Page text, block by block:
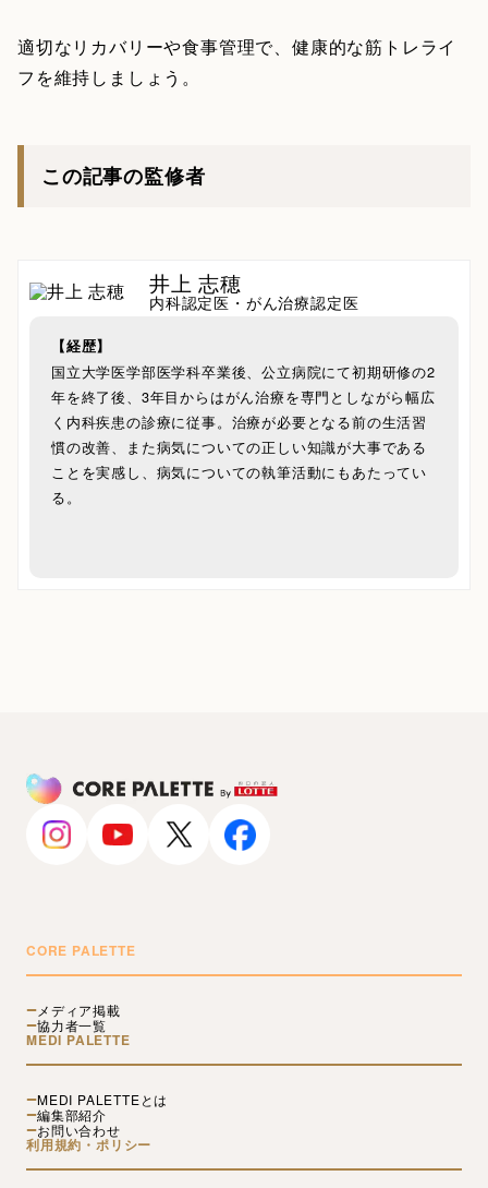
適切なリカバリーや食事管理で、健康的な筋トレライ
フを維持しましょう。
この記事の監修者
井上 志穂
内科認定医・がん治療認定医
【経歴】
国立大学医学部医学科卒業後、公立病院にて初期研修の2
年を終了後、3年目からはがん治療を専門としながら幅広
く内科疾患の診療に従事。治療が必要となる前の生活習
慣の改善、また病気についての正しい知識が大事である
ことを実感し、病気についての執筆活動にもあたってい
る。
CORE PALETTE
メディア掲載
協力者一覧
MEDI PALETTE
MEDI PALETTEとは
編集部紹介
お問い合わせ
利用規約・ポリシー